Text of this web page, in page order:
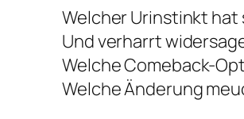
Welcher Urinstinkt hat
Und verharrt
Welche Comeback-
Welche Änderung